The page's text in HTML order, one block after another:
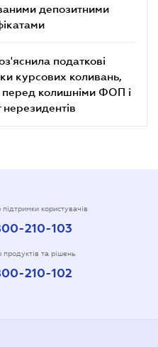
депозитними
податкові
курсових коливань,
перед колишніми ФОП і
нерезидентів
користувачів
210-103
продуктів та рішень
210-102